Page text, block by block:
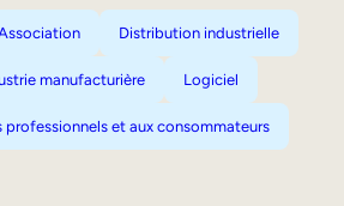
Distribution industrielle
manufacturière Logiciel
professionnels et aux consommateurs